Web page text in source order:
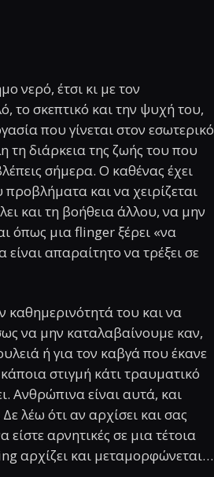
νερό, έτσι κι με τον
το σκεπτικό και την ψυχή του,
που γίνεται στον εσωτερικό
τη διάρκεια της ζωής του που
σήμερα. Ο καθένας έχει
και να χειρίζεται
και τη βοήθεια άλλου, να μην
όπως μια flinger ξέρει «να
απαραίτητο να τρέξει σε
καθημερινότητά του και να
να μην καταλαβαίνουμε καν,
ή για τον καβγά που έκανε
στιγμή κάτι τραυματικό
Ανθρώπινα είναι αυτά, και
λέω ότι αν αρχίσει και σας
αρνητικές σε μια τέτοια
αρχίζει και μεταμορφώνεται…